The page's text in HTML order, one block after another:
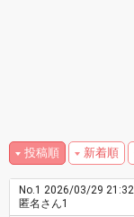
投稿順 新着順
No.1 2026/03/29 21:32
匿名さん1